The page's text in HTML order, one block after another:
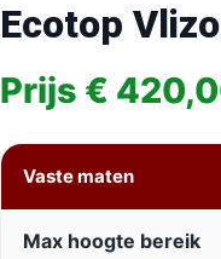
Ecotop
Prijs €
Vaste maten
Max hoogte bereik